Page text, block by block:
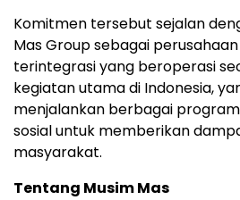
Komitmen tersebut sejalan
Mas Group sebagai
terintegrasi yang beroperasi
kegiatan utama di Indonesia,
menjalankan berbagai
sosial untuk memberikan
masyarakat.
Tentang Musim Mas